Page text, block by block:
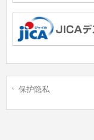
保护隐私